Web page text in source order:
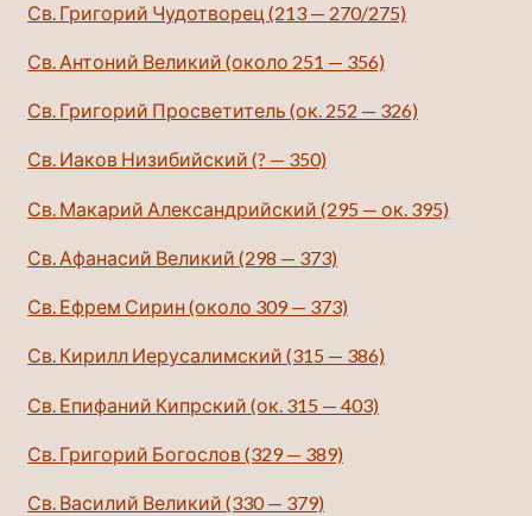
Св. Григорий Чудотворец (213 — 270/275)
Св. Антоний Великий (около 251 — 356)
Св. Григорий Просветитель (ок. 252 — 326)
Св. Иаков Низибийский (? — 350)
Св. Макарий Александрийский (295 — ок. 395)
Св. Афанасий Великий (298 — 373)
Св. Ефрем Сирин (около 309 — 373)
Св. Кирилл Иерусалимский (315 — 386)
Св. Епифаний Кипрский (ок. 315 — 403)
Св. Григорий Богослов (329 — 389)
Св. Василий Великий (330 — 379)